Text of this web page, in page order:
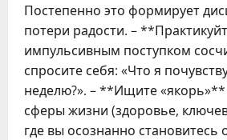
Постепенно это формирует
потери радости. –
импульсивным поступком
спросите себя: «Что я
неделю?». – **Ищите
сферы жизни (здоровье,
где вы осознанно становитесь